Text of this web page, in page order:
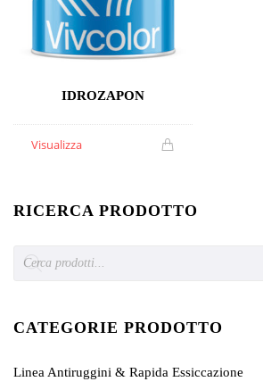
IDROZAPON
Visualizza
RICERCA PRODOTTO
search
CATEGORIE PRODOTTO
Linea Antiruggini & Rapida Essiccazione